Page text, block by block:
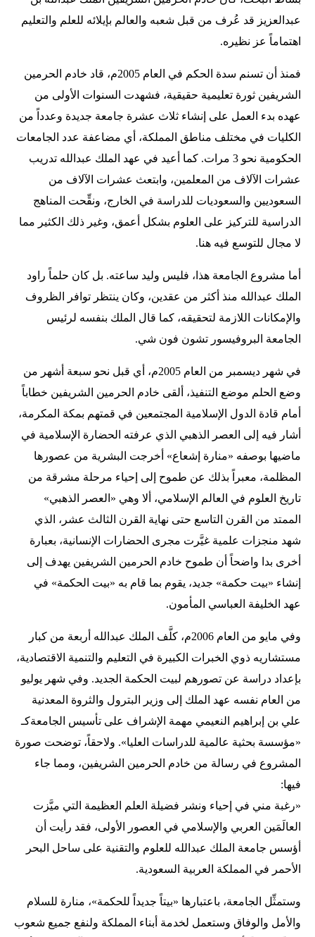
عبدالعزيز قد عُرف من قبل شعبه والعالم بإيلائه للعلم والتعليم
اهتماماً عز نظيره.
فمنذ أن تسنم سدة الحكم في العام 2005م، قاد خادم الحرمين
الشريفين ثورة تعليمية حقيقية، فشهدت السنوات الأولى من
عهده بدء العمل على إنشاء ثلاث عشرة جامعة جديدة وعدداً من
الكليات في مختلف مناطق المملكة، أي مضاعفة عدد الجامعات
الحكومية نحو 3 مرات. كما أعيد في عهد الملك عبدالله تدريب
عشرات الآلاف من المعلمين، وابتعث عشرات الآلاف من
السعوديين والسعوديات للدراسة في الخارج، ونقِّحت المناهج
الدراسية للتركيز على العلوم بشكل أعمق، وغير ذلك الكثير مما
لا مجال للتوسع فيه هنا.
أما مشروع الجامعة هذا، فليس وليد ساعته. بل كان حلماً راود
الملك عبدالله منذ أكثر من عقدين، وكان ينتظر توافر الظروف
والإمكانات اللازمة لتحقيقه، كما قال الملك بنفسه لرئيس
الجامعة البروفيسور تشون فون شي.
في شهر ديسمبر من العام 2005م، أي قبل نحو سبعة أشهر من
وضع الحلم موضع التنفيذ، ألقى خادم الحرمين الشريفين خطاباً
أمام قادة الدول الإسلامية المجتمعين في قمتهم بمكة المكرمة،
أشار فيه إلى العصر الذهبي الذي عرفته الحضارة الإسلامية في
ماضيها بوصفه «منارة إشعاع» أخرجت البشرية من عصورها
المظلمة، معبراً بذلك عن طموح إلى إحياء مرحلة مشرقة من
تاريخ العلوم في العالم الإسلامي، ألا وهي «العصر الذهبي»
الممتد من القرن التاسع حتى نهاية القرن الثالث عشر، الذي
شهد منجزات علمية غيَّرت مجرى الحضارات الإنسانية، بعبارة
أخرى بدا واضحاً أن طموح خادم الحرمين الشريفين يهدف إلى
إنشاء «بيت حكمة» جديد، يقوم بما قام به «بيت الحكمة» في
عهد الخليفة العباسي المأمون.
وفي مايو من العام 2006م، كلَّف الملك عبدالله أربعة من كبار
مستشاريه ذوي الخبرات الكبيرة في التعليم والتنمية الاقتصادية،
بإعداد دراسة عن تصورهم لبيت الحكمة الجديد. وفي شهر يوليو
من العام نفسه عهد الملك إلى وزير البترول والثروة المعدنية
علي بن إبراهيم النعيمي مهمة الإشراف على تأسيس الجامعة كـ
«مؤسسة بحثية عالمية للدراسات العليا». ولاحقاً، توضحت صورة
المشروع في رسالة من خادم الحرمين الشريفين، ومما جاء
فيها:
«رغبة مني في إحياء ونشر فضيلة العلم العظيمة التي ميَّزت
العالَمَين العربي والإسلامي في العصور الأولى، فقد رأيت أن
أؤسس جامعة الملك عبدالله للعلوم والتقنية على ساحل البحر
الأحمر في المملكة العربية السعودية.
وستمثِّل الجامعة، باعتبارها «بيتاً جديداً للحكمة»، منارة للسلام
والأمل والوفاق وستعمل لخدمة أبناء المملكة ولنفع جميع شعوب